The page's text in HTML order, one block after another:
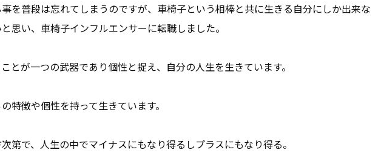
を普段は忘れてしまうのですが、車椅子という相棒と共に生きる自分にしか出来な
思い、車椅子インフルエンサーに転職しました。
とが一つの武器であり個性と捉え、自分の人生を生きています。
特徴や個性を持って生きています。
第で、人生の中でマイナスにもなり得るしプラスにもなり得る。